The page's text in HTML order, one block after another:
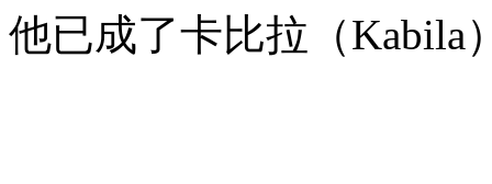
他已成了卡比拉（Kabila